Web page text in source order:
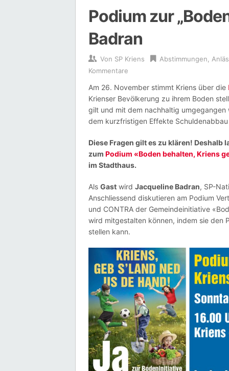
Podium zur
Badran
Von SP Kriens Abstimmungen
Kommentare
Am 26. November stimmt Kriens über die
Krienser Bevölkerung zu ihrem Boden
gilt und mit dem nachhaltig umgegangen
dem kurzfristigen Effekte Schuldenabbau
Diese Fragen gilt es zu klären!
zum Podium «Boden behalten, Kriens
im Stadthaus.
Als Gast wird Jacqueline Badran, SP-
Anschliessend diskutieren am Podium
und CONTRA der Gemeindeinitiative
wird mitgestalten können, indem sie den
stellen kann.